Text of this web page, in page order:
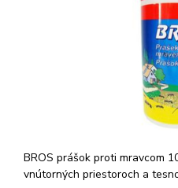
BROS prášok proti mravcom
vnútorných priestoroch a